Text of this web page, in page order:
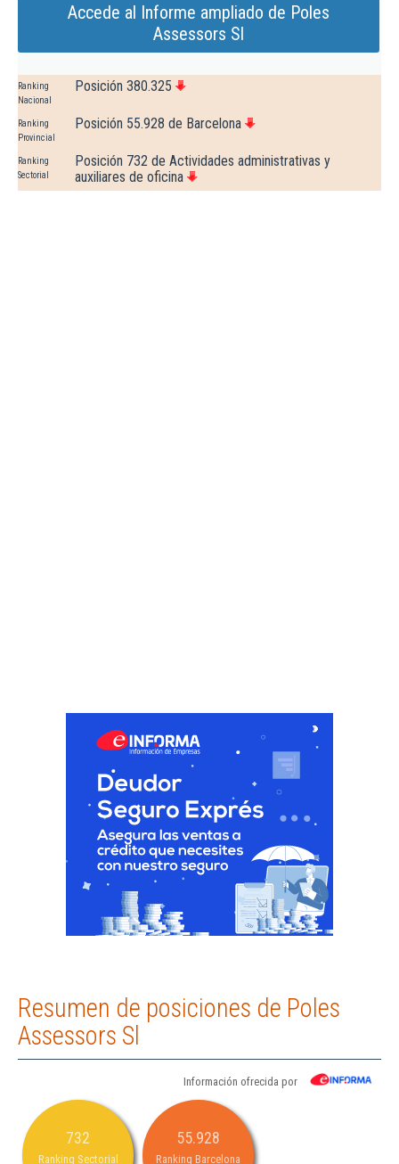
Accede al Informe ampliado de Poles
Assessors Sl
Ranking
Nacional
Posición 380.325
Ranking
Provincial
Posición 55.928 de Barcelona
Ranking
Sectorial
Posición 732 de Actividades administrativas y
auxiliares de oficina
Resumen de posiciones de Poles
Assessors Sl
Información ofrecida por
732
Ranking Sectorial
55.928
Ranking Barcelona